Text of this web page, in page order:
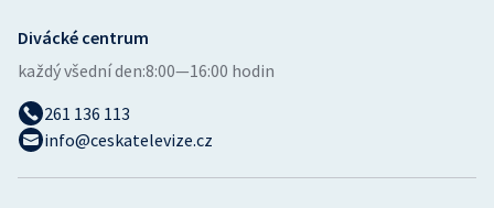
Futsal
Gymnastika
Divácké centrum
každý všední den:8:00—16:00 hodin
261 136 113
info@ceskatelevize.cz